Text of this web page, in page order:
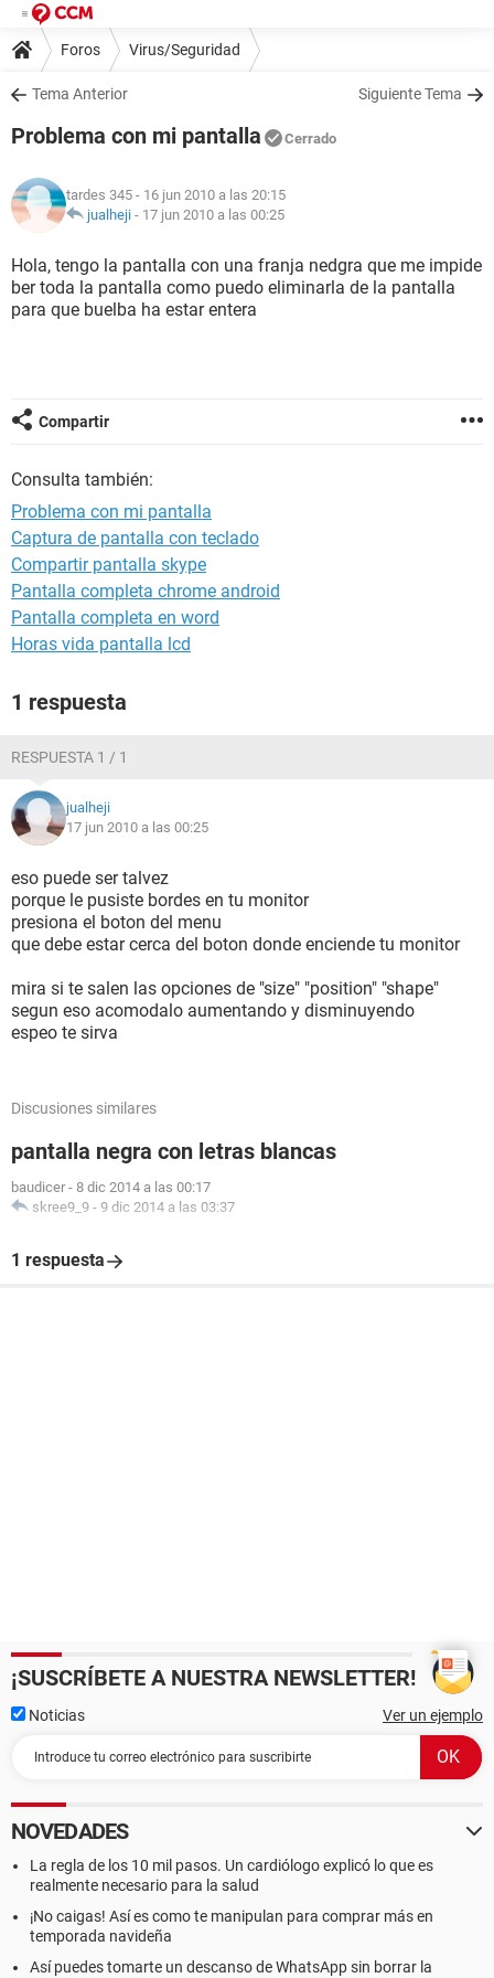
Foros Virus/Seguridad
Tema Anterior Siguiente Tema
Problema con mi pantalla Cerrado
tardes 345 - 16 jun 2010 a las 20:15
jualheji - 17 jun 2010 a las 00:25
Hola, tengo la pantalla con una franja nedgra que me impide
ber toda la pantalla como puedo eliminarla de la pantalla
para que buelba ha estar entera
Compartir
Consulta también:
Problema con mi pantalla
Captura de pantalla con teclado
Compartir pantalla skype
Pantalla completa chrome android
Pantalla completa en word
Horas vida pantalla lcd
1 respuesta
RESPUESTA 1 / 1
jualheji
17 jun 2010 a las 00:25
eso puede ser talvez
porque le pusiste bordes en tu monitor
presiona el boton del menu
que debe estar cerca del boton donde enciende tu monitor
mira si te salen las opciones de "size" "position" "shape"
segun eso acomodalo aumentando y disminuyendo
espeo te sirva
Discusiones similares
pantalla negra con letras blancas
baudicer - 8 dic 2014 a las 00:17
skree9_9 - 9 dic 2014 a las 03:37
1 respuesta
¡SUSCRÍBETE A NUESTRA NEWSLETTER!
Noticias Ver un ejemplo
NOVEDADES
La regla de los 10 mil pasos. Un cardiólogo explicó lo que es
realmente necesario para la salud
¡No caigas! Así es como te manipulan para comprar más en
temporada navideña
Así puedes tomarte un descanso de WhatsApp sin borrar la